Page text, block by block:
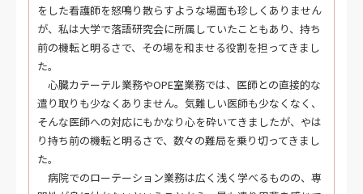
をした看護師を怒鳴り散らすような場面も珍しくありません
が、私は大学で落語研究会に所属していたこともあり、持ち
前の機転と明るさで、その場を和ませる役割を担ってきまし
た。
心臓カテーテル業務やOPE室業務では、医師との直接的な
遣り取りも少なくありません。気難しい医師も少なくなく、
そんな医師への対応にもかなり心を砕いてきましたが、やは
り持ち前の機転と明るさで、数々の難局を乗り切ってきまし
た。
病院でのローテーション業務は広く浅く学べるものの、専